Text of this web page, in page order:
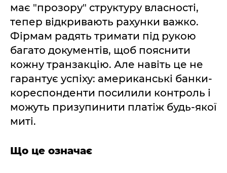
має "прозору" структуру власності,
тепер відкривають рахунки важко.
Фірмам радять тримати під рукою
багато документів, щоб пояснити
кожну транзакцію. Але навіть це не
гарантує успіху: американські банки-
кореспонденти посилили контроль і
можуть призупинити платіж будь-якої
миті.
Що це означає